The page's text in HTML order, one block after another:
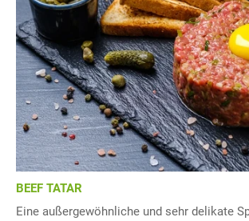
BEEF TATAR
Eine außergewöhnliche und sehr delikate